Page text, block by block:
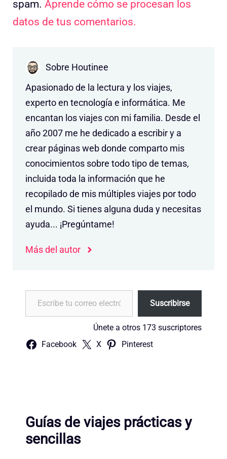
spam. Aprende cómo se procesan los
datos de tus comentarios.
Sobre Houtinee
Apasionado de la lectura y los viajes,
experto en tecnología e informática. Me
encantan los viajes con mi familia. Desde el
año 2007 me he dedicado a escribir y a
crear páginas web donde comparto mis
conocimientos sobre todo tipo de temas,
incluida toda la información que he
recopilado de mis múltiples viajes por todo
el mundo. Si tienes alguna duda y necesitas
ayuda... ¡Pregúntame!
Más del autor
Escribe tu correo electrónico…
Suscribirse
Únete a otros 173 suscriptores
Facebook X Pinterest
Guías de viajes prácticas y
sencillas